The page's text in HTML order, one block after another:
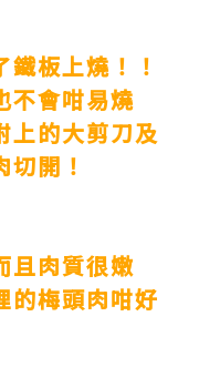
板上燒！！
不會咁易燒
上的大剪刀及
開！
且肉質很嫩
的梅頭肉咁好